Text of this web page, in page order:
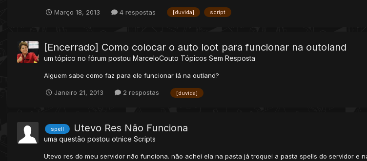
Março 18, 2013 4 respostas [duvida] script
[Encerrado] Como colocar o auto loot para funcionar na outoland
um tópico no fórum postou MarceloCouto Tópicos Sem Resposta
Alguem sabe como faz para ele funcionar lá na outland?
Janeiro 21, 2013 2 respostas [duvida]
spell Utevo Res Não Funciona
uma questão postou otnice Scripts
Utevo res do meu servidor não funciona. não achei ela na pasta já troquei a pasta spells do servidor